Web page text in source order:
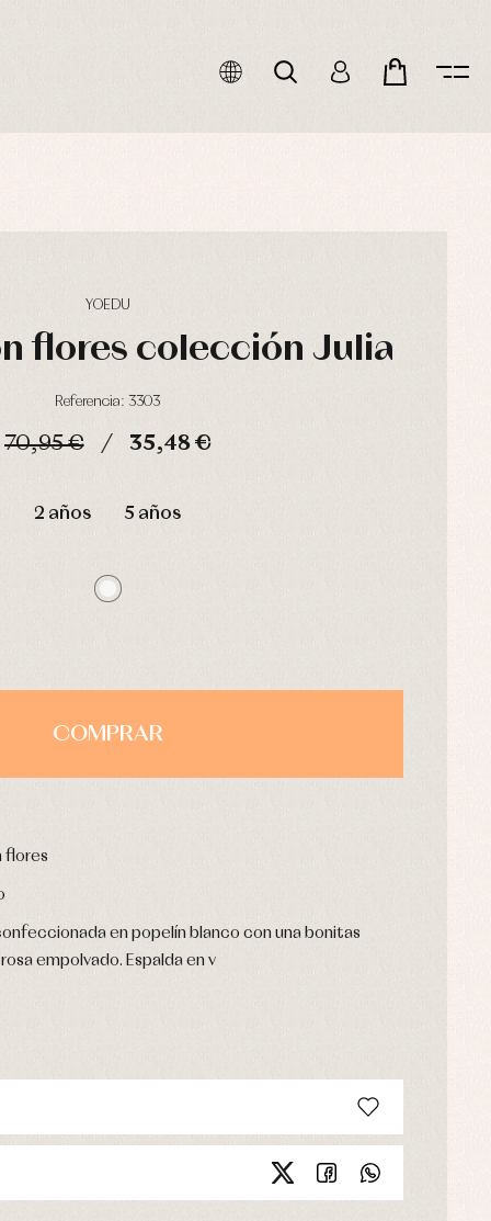
YOEDU
flores colección Julia
Referencia: 3303
70,95 € 35,48 €
2 años 5 años
COMPRAR
flores
en popelín blanco con una bonitas
empolvado. Espalda en v